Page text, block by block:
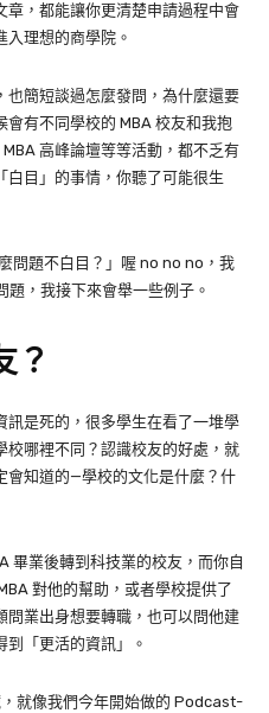
章，都能讓你更清楚申請過程中會
理想的商學院。
也簡短談過怎麼發問，為什麼還要
有不同學校的 MBA 校友和我抱
高峰論壇等等活動，都不乏有
目」的事情，你聽了可能很生
問題不白目？」喔 no no no，我
題，我接下來會舉一些例子。
？
訊是死的，很多學生在看了一堆學
校哪裡不同？認識校友的好處，就
會知道的—學校的文化是什麼？什
畢業後轉到科技業的校友，而你自
對他的幫助，或者學校提供了
問業出身想要轉職，也可以問他建
「更活的資訊」。
就像我們今年開始做的 Podcast-